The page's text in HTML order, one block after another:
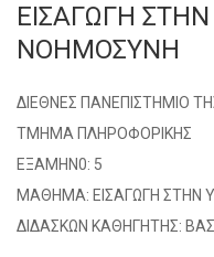
ΕΙΣΑΓΩΓΗ
ΝΟΗΜΟΣΥΝΗ
ΔΙΕΘΝΕΣ ΠΑΝΕΠΙΣΤΗΜΙΟ
ΤΜΗΜΑ ΠΛΗΡΟΦΟΡΙΚΗΣ
ΕΞΑΜΗΝ0: 5
ΜΑΘΗΜΑ: ΕΙΣΑΓΩΓΗ ΣΤΗΝ
ΔΙΔΑΣΚΩΝ ΚΑΘΗΓΗΤΗΣ: